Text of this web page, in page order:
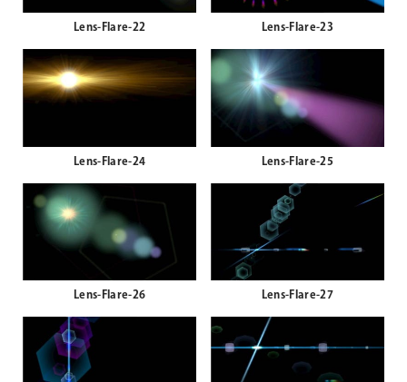
Lens-Flare-22 Lens-Flare-23
Lens-Flare-24 Lens-Flare-25
Lens-Flare-26 Lens-Flare-27